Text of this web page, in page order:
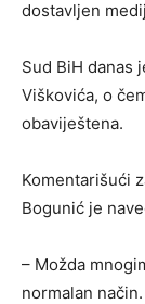
dostavljen
Sud BiH danas
Viškovića, o
obaviještena.
Komentarišući
Bogunić je
– Možda
normalan